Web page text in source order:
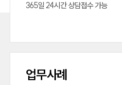
대륜법률상
365일 24시간 상담접수 가능
업무사례